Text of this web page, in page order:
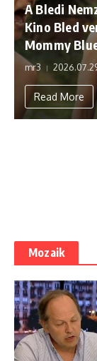
A Bledi
Kino Bled
Mommy
mr3
Read More
Mozaik